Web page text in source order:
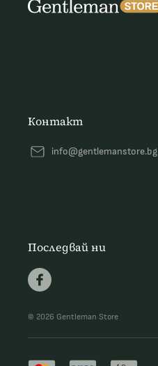
Контакт
info@gentlemanstore.bg
Последвай ни
© 2026 Gentleman Store